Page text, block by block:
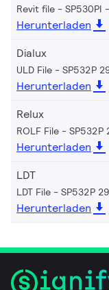
Revit file - SP530PI
Herunterladen
Dialux
ULD File - SP532P
Herunterladen
Relux
ROLF File - SP532P
Herunterladen
LDT
LDT File - SP532P
Herunterladen